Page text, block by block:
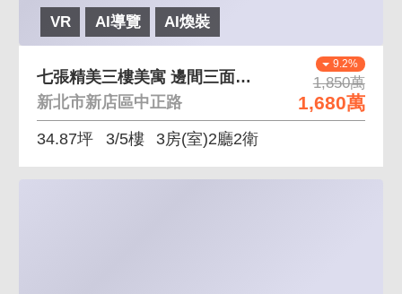
VR AI導覽 AI煥裝
9.2%
1,850萬
1,680萬
七張精美三樓美寓 邊間三面採光、房間衛浴皆開窗
新北市新店區中正路
34.87坪 3/5樓 3房(室)2廳2衛